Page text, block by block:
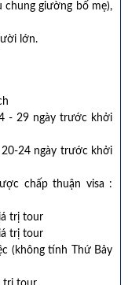
chung giường bố mẹ),
lớn.
- 29 ngày trước khởi
20-24 ngày trước khởi
chấp thuận visa :
trị tour
trị tour
(không tính Thứ Bảy